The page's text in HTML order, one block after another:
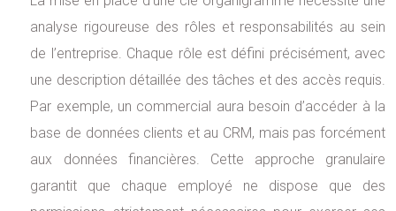
analyse rigoureuse des rôles et responsabilités au sein
de l’entreprise. Chaque rôle est défini précisément, avec
une description détaillée des tâches et des accès requis.
Par exemple, un commercial aura besoin d’accéder à la
base de données clients et au CRM, mais pas forcément
aux données financières. Cette approche granulaire
garantit que chaque employé ne dispose que des